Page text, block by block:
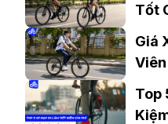
Tốt
Giá
Top